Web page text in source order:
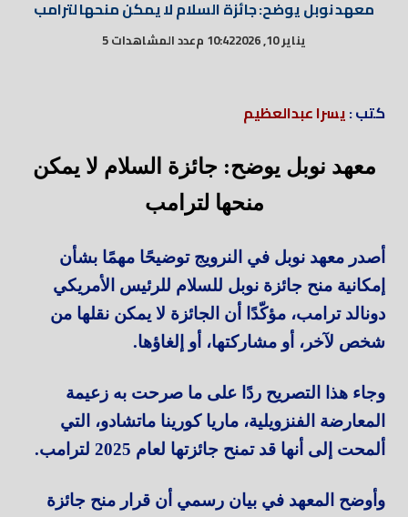
معهد نوبل يوضح: جائزة السلام لا يمكن منحها لترامب
يناير 10, 2026 10:42 م عدد المشاهدات 5
كتب :يسرا عبدالعظيم
معهد نوبل يوضح: جائزة السلام لا يمكن
منحها لترامب
أصدر معهد نوبل في النرويج توضيحًا مهمًا بشأن
إمكانية منح جائزة نوبل للسلام للرئيس الأمريكي
دونالد ترامب، مؤكّدًا أن الجائزة لا يمكن نقلها من
شخص لآخر، أو مشاركتها، أو إلغاؤها.
وجاء هذا التصريح ردًا على ما صرحت به زعيمة
المعارضة الفنزويلية، ماريا كورينا ماتشادو، التي
ألمحت إلى أنها قد تمنح جائزتها لعام 2025 لترامب.
وأوضح المعهد في بيان رسمي أن قرار منح جائزة